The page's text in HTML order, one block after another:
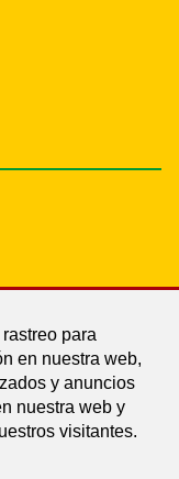
para
en nuestra web,
y anuncios
nuestra web y
visitantes.